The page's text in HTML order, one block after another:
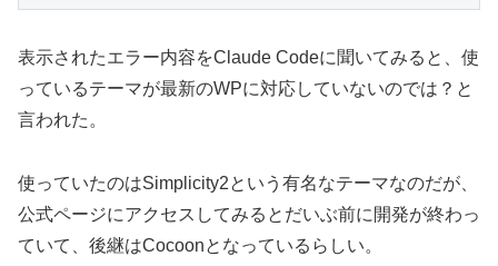
表示されたエラー内容をClaude Codeに聞いてみると、使
っているテーマが最新のWPに対応していないのでは？と
言われた。
使っていたのはSimplicity2という有名なテーマなのだが、
公式ページにアクセスしてみるとだいぶ前に開発が終わっ
ていて、後継はCocoonとなっているらしい。